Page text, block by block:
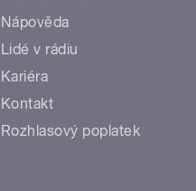
Nápověda
Lidé v rádiu
Kariéra
Kontakt
Rozhlasový poplatek